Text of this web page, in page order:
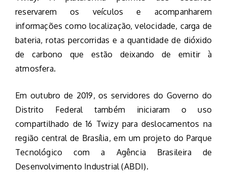
reservarem os veículos e acompanharem
informações como localização, velocidade, carga de
bateria, rotas percorridas e a quantidade de dióxido
de carbono que estão deixando de emitir à
atmosfera.
Em outubro de 2019, os servidores do Governo do
Distrito Federal também iniciaram o uso
compartilhado de 16 Twizy para deslocamentos na
região central de Brasília, em um projeto do Parque
Tecnológico com a Agência Brasileira de
Desenvolvimento Industrial (ABDI).